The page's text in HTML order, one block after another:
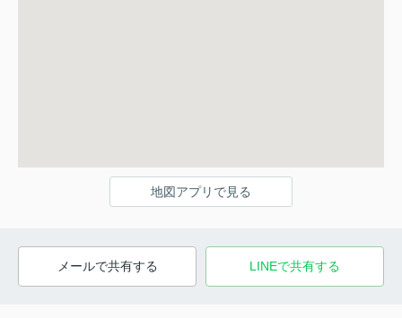
地図アプリで見る
メールで共有する LINEで共有する